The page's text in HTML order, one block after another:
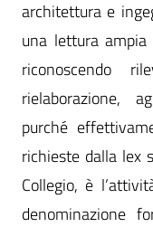
architettura e
una lettura
riconoscendo
rielaborazione,
purché
richieste dalla lex
Collegio, è
denominazione